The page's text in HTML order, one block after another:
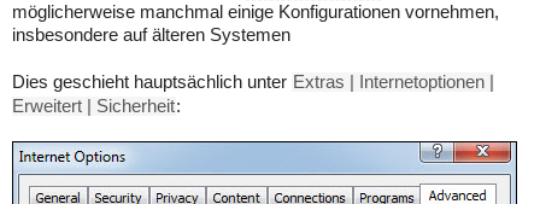
möglicherweise manchmal einige Konfigurationen vornehmen,
insbesondere auf älteren Systemen
Dies geschieht hauptsächlich unter Extras | Internetoptionen |
Erweitert | Sicherheit: